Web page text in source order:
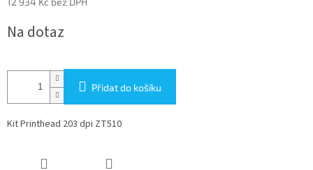
cena:
Na dotaz
Přidat do košíku
Kit Printhead 203 dpi ZT510